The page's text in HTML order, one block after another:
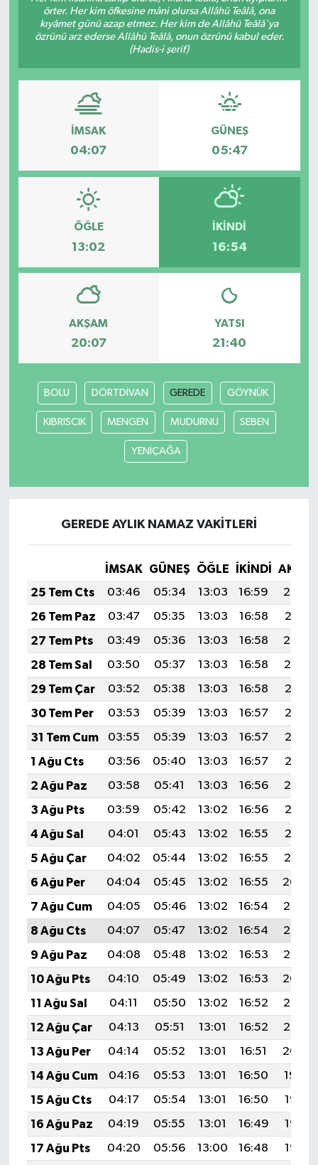
örter. Her kim öfkesine mâni olursa Allâhü Teâlâ, ona
kıyâmet günü azap etmez. Her kim de Allâhü Teâlâ'ya
özrünü arz ederse Allâhü Teâlâ, onun özrünü kabul eder.
(Hadis-i şerif)
İMSAK
04:07
GÜNEŞ
05:47
ÖĞLE
13:02
İKINDI
16:54
AKŞAM
20:07
YATSI
21:40
BOLU DÖRTDİVAN GEREDE GÖYNÜK
KIBRISCIK MENGEN MUDURNU SEBEN
YENİÇAĞA
GEREDE AYLIK NAMAZ VAKITLERI
İMSAK GÜNEŞ ÖĞLE İKINDI
25 Tem Cts
03:46 05:34 13:03 16:59
20:22
26 Tem Paz
03:47 05:35 13:03 16:58
20:21
27 Tem Pts
03:49 05:36 13:03 16:58
20:20
28 Tem Sal
03:50 05:37 13:03 16:58
20:19
29 Tem Çar
03:52 05:38 13:03 16:58
20:18
30 Tem Per
03:53 05:39 13:03 16:57
20:17
31 Tem Cum
03:55 05:39 13:03 16:57
20:16
1 Ağu Cts
03:56 05:40 13:03 16:57
20:15
2 Ağu Paz
03:58 05:41 13:03 16:56
20:14
3 Ağu Pts
03:59 05:42 13:02 16:56
20:13
4 Ağu Sal
04:01 05:43 13:02 16:55
20:12
5 Ağu Çar
04:02 05:44 13:02 16:55
20:10
6 Ağu Per
04:04 05:45 13:02 16:55
20:09
7 Ağu Cum
04:05 05:46 13:02 16:54
20:08
8 Ağu Cts
04:07 05:47 13:02 16:54
20:07
9 Ağu Paz
04:08 05:48 13:02 16:53
20:06
10 Ağu Pts
04:10 05:49 13:02 16:53
20:04
11 Ağu Sal
04:11 05:50 13:02 16:52
20:03
12 Ağu Çar
04:13 05:51 13:01 16:52
20:02
13 Ağu Per
04:14 05:52 13:01 16:51
20:00
14 Ağu Cum
04:16 05:53 13:01 16:50
19:59
15 Ağu Cts
04:17 05:54 13:01 16:50
19:58
16 Ağu Paz
04:19 05:55 13:01 16:49
19:56
17 Ağu Pts
04:20 05:56 13:00 16:48
19:55
Gündem
Kültür-Sanat
Magazin
Podcast
Politika
Sağlık